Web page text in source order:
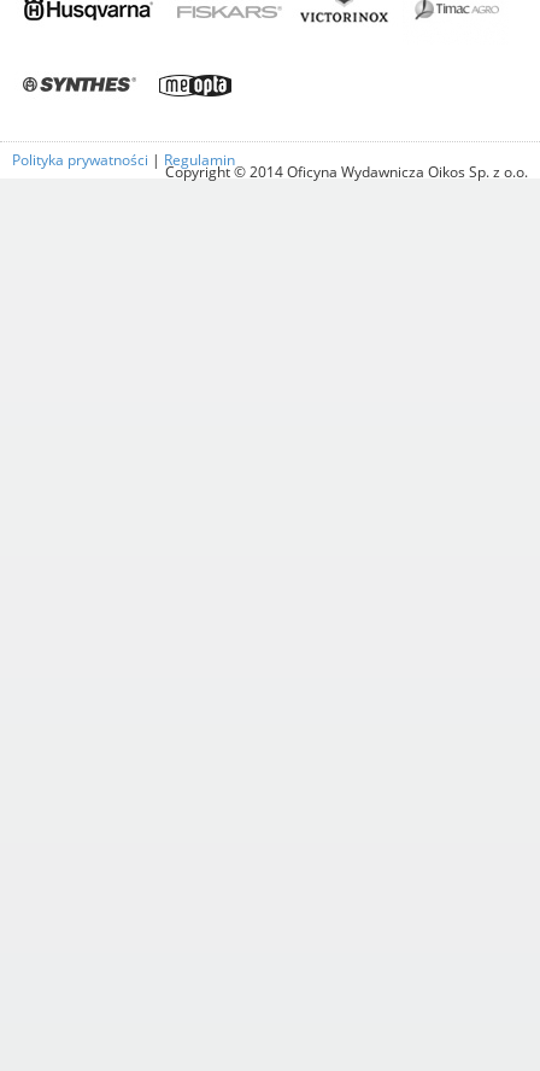
Polityka prywatności | Regulamin
Copyright © 2014 Oficyna Wydawnicza Oikos Sp. z o.o.